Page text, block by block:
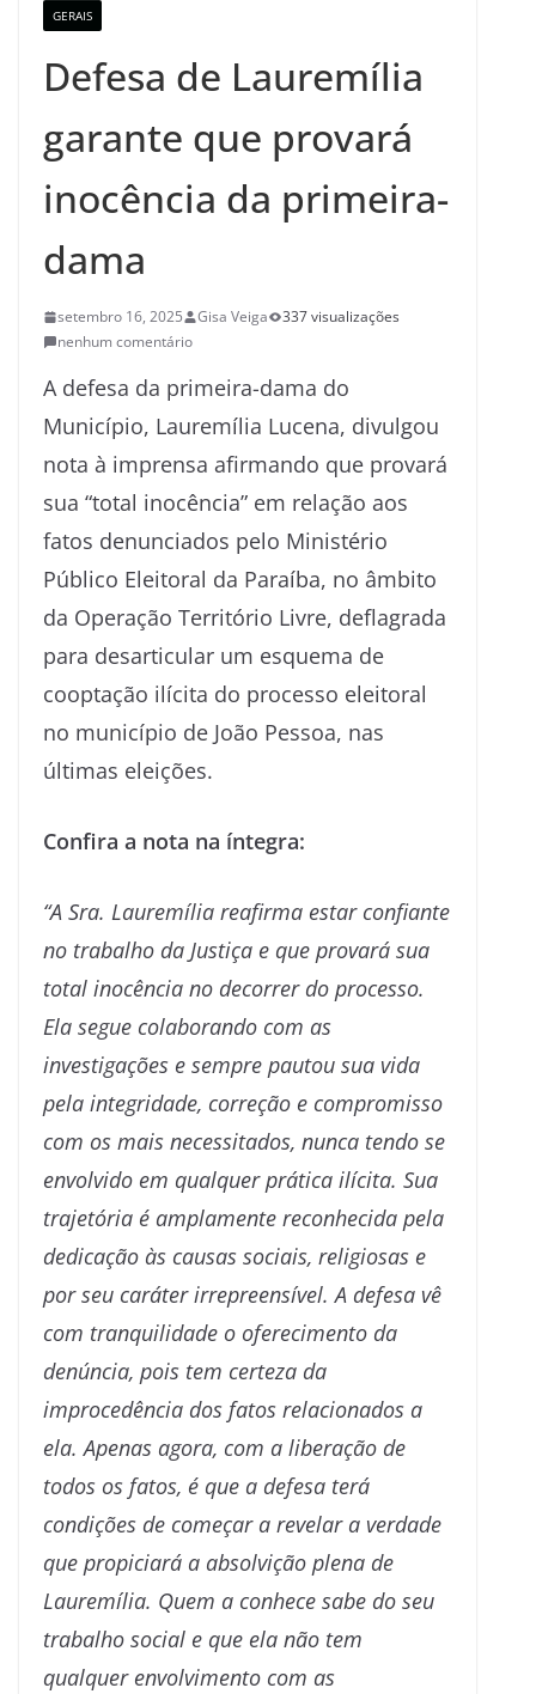
GERAIS
Defesa de Lauremília
garante que provará
inocência da primeira-
dama
setembro 16, 2025 Gisa Veiga
337 visualizações
nenhum comentário
A defesa da primeira-dama do
Município, Lauremília Lucena, divulgou
nota à imprensa afirmando que provará
sua “total inocência” em relação aos
fatos denunciados pelo Ministério
Público Eleitoral da Paraíba, no âmbito
da Operação Território Livre, deflagrada
para desarticular um esquema de
cooptação ilícita do processo eleitoral
no município de João Pessoa, nas
últimas eleições.
Confira a nota na íntegra:
“A Sra. Lauremília reafirma estar confiante
no trabalho da Justiça e que provará sua
total inocência no decorrer do processo.
Ela segue colaborando com as
investigações e sempre pautou sua vida
pela integridade, correção e compromisso
com os mais necessitados, nunca tendo se
envolvido em qualquer prática ilícita. Sua
trajetória é amplamente reconhecida pela
dedicação às causas sociais, religiosas e
por seu caráter irrepreensível. A defesa vê
com tranquilidade o oferecimento da
denúncia, pois tem certeza da
improcedência dos fatos relacionados a
ela. Apenas agora, com a liberação de
todos os fatos, é que a defesa terá
condições de começar a revelar a verdade
que propiciará a absolvição plena de
Lauremília. Quem a conhece sabe do seu
trabalho social e que ela não tem
qualquer envolvimento com as